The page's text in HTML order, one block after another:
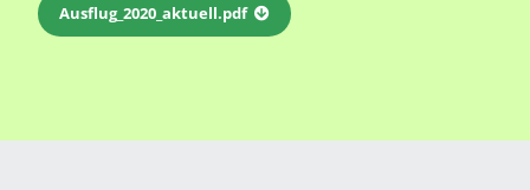
Ausflug_2020_aktuell.pdf